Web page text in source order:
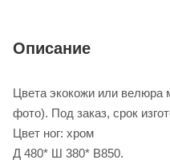
Описание
Цвета экокожи или
фото). Под заказ, срок
Цвет ног: хром
Д 480* Ш 380* В850.